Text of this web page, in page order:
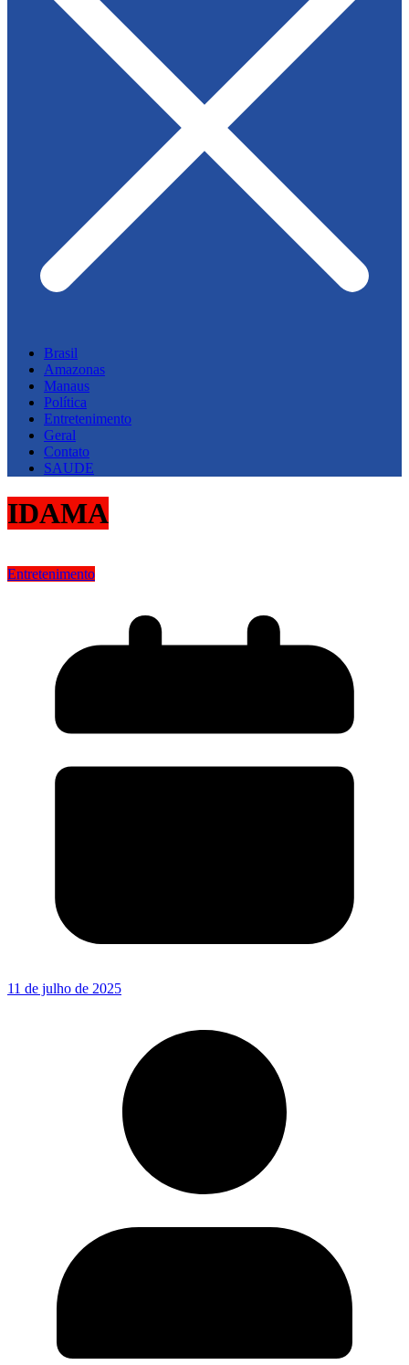
Brasil
Amazonas
Manaus
Política
Entretenimento
Geral
Contato
SAUDE
IDAMA
Entretenimento
11 de julho de 2025